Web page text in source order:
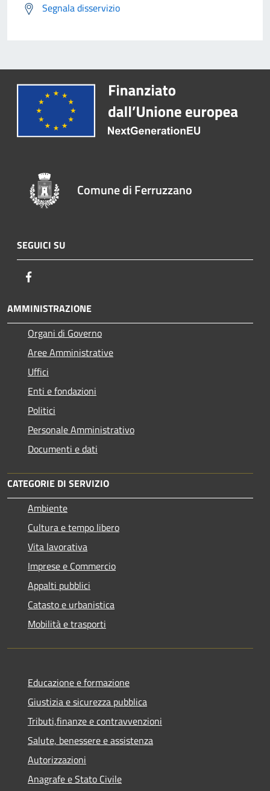
Segnala disservizio
Comune di Ferruzzano
SEGUICI SU
AMMINISTRAZIONE
Organi di Governo
Aree Amministrative
Uffici
Enti e fondazioni
Politici
Personale Amministrativo
Documenti e dati
CATEGORIE DI SERVIZIO
Ambiente
Cultura e tempo libero
Vita lavorativa
Imprese e Commercio
Appalti pubblici
Catasto e urbanistica
Mobilità e trasporti
Educazione e formazione
Giustizia e sicurezza pubblica
Tributi,finanze e contravvenzioni
Salute, benessere e assistenza
Autorizzazioni
Anagrafe e Stato Civile